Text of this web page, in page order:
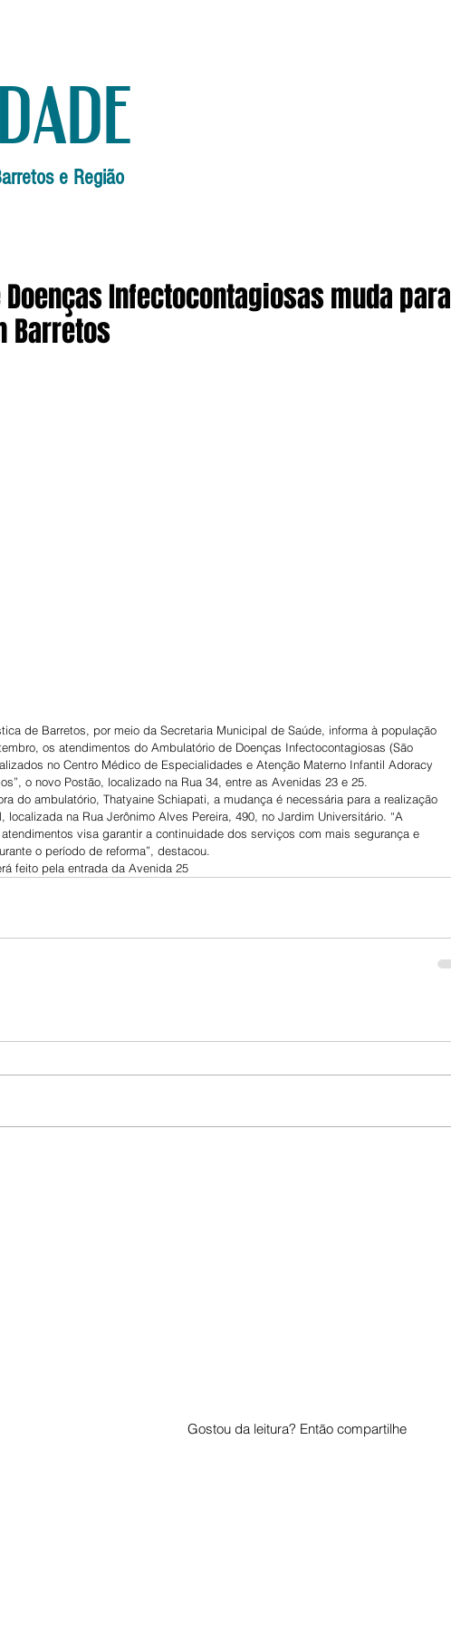
e Região
Infectocontagiosas muda para
Barretos
de Barretos, por meio da Secretaria Municipal de Saúde, informa à população
os atendimentos do Ambulatório de Doenças Infectocontagiosas (São
no Centro Médico de Especialidades e Atenção Materno Infantil Adoracy
o novo Postão, localizado na Rua 34, entre as Avenidas 23 e 25.
do ambulatório, Thatyaine Schiapati, a mudança é necessária para a realização
localizada na Rua Jerônimo Alves Pereira, 490, no Jardim Universitário. “A
visa garantir a continuidade dos serviços com mais segurança e
o período de reforma”, destacou.
feito pela entrada da Avenida 25
Gostou da leitura? Então compartilhe